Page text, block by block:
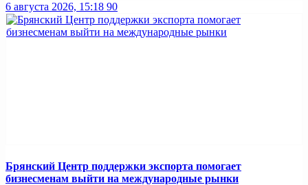
6 августа 2026, 15:18 90
Брянский Центр поддержки экспорта помогает
бизнесменам выйти на международные рынки